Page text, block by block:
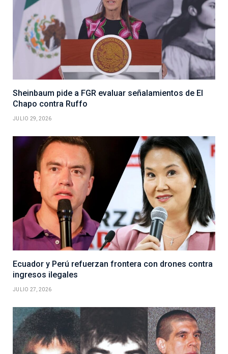
Sheinbaum pide a FGR evaluar señalamientos de El
Chapo contra Ruffo
JULIO 29, 2026
Ecuador y Perú refuerzan frontera con drones contra
ingresos ilegales
JULIO 27, 2026